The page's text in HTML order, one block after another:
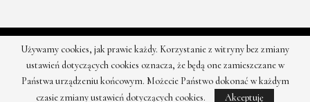
© 2026 - Moda - najnowsze kolekcje, najtańsze sklepy. Wszystkie
prawa zastrzeżone.
Używamy cookies, jak prawie każdy. Korzystanie z witryny bez zmiany
ustawień dotyczących cookies oznacza, że będą one zamieszczane w
Państwa urządzeniu końcowym. Możecie Państwo dokonać w każdym
czasie zmiany ustawień dotyczących cookies.
Akceptuję